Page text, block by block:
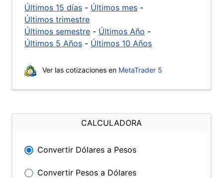
Últimos 15 días - Últimos mes -
Últimos trimestre
Últimos semestre - Últimos Año -
Últimos 5 Años - Últimos 10 Años
Ver las cotizaciones en MetaTrader 5
CALCULADORA
Convertir Dólares a Pesos
Convertir Pesos a Dólares